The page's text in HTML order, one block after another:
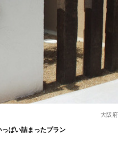
大阪府
ぱい詰まったプラン